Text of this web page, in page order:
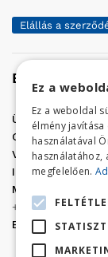
Elállás a
Elérhetőség
Üzletünk címe:
Golf Center
VÁR-Kert Áruház:
Iroda:06 (56)
Megrendelés,
+36 (70) 938-
E-mail:
Ez a
Ez a weboldal
élmény
használatával
használatához,
megfelelően.